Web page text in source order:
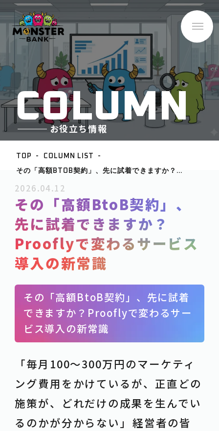
ABOUT-企業情報
SERVICE -サービス
POST
CASE-事例紹介
WHITE-PAPER-資料ダウンロード
-お知らせ
COLUMN -お役立ち情報
-お問合せ
-資料請求
RECRUIT -求人情報
COLUMN
お役立ち情報
TOP COLUMN LIST
その「高額BTOB契約」、先に試着できますか？
その「高額BtoB契約」、先に試着
できますか？Prooflyで変わるサー
ビス導入の新常識
「毎月100〜300万円のマーケティ
ング費用をかけているが、正直どの
施策が、どれだけの成果を生んでい
るのかが分からない」――経営者の皆
2026.04.12
その「高額BtoB契約」、
先に試着できますか？
Prooflyで変わるサービス
導入の新常識